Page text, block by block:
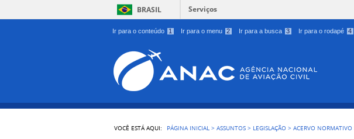
Ir para o conteúdo 1 Ir para o menu 2 Ir para a busca 3 Ir para o rodapé 4
BRASIL Serviços
VOCÊ ESTÁ AQUI: PÁGINA INICIAL >ASSUNTOS > LEGISLAÇÃO >ACERVO NORMATIVO